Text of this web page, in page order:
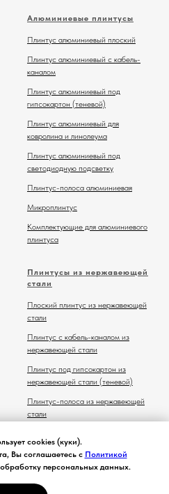
cookies (куки).
Вы соглашаетесь с Политикой
персональных данных.
Алюминиевые плинтусы
Плинтус алюминиевый плоский
Плинтус алюминиевый с кабель-
каналом
Плинтус алюминиевый под
гипсокартон (теневой)
Плинтус алюминиевый для
ковролина и линолеума
Плинтус алюминиевый под
светодиодную подсветку
Плинтус-полоса алюминиевая
Микроплинтус
Комплектующие для алюминиевого
плинтуса
Плинтусы из нержавеющей
стали
Плоский плинтус из нержавеющей
стали
Плинтус с кабель-каналом из
нержавеющей стали
Плинтус под гипсокартон из
нержавеющей стали (теневой)
Плинтус-полоса из нержавеющей
стали
нержавеющей стали